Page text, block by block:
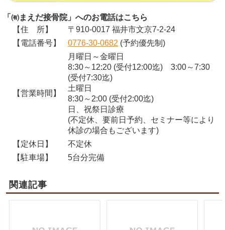
「㈲まえだ接骨院」へのお電話はこちら
【住 所】
〒910-0017 福井市文京7-2-24
【電話番号】
0776-30-0682 (予約優先制)
【営業時間】
月曜日～金曜日
8:30～12:20 (受付12:00迄) 3:00～7:30
(受付7:30迄)
土曜日
8:30～2:00 (受付2:00迄)
日、祝祭日診療
(不定休、要前日予約、セミナー等により
休診の場合もございます)
【定休日】
不定休
【駐車場】
5台分完備
関連記事